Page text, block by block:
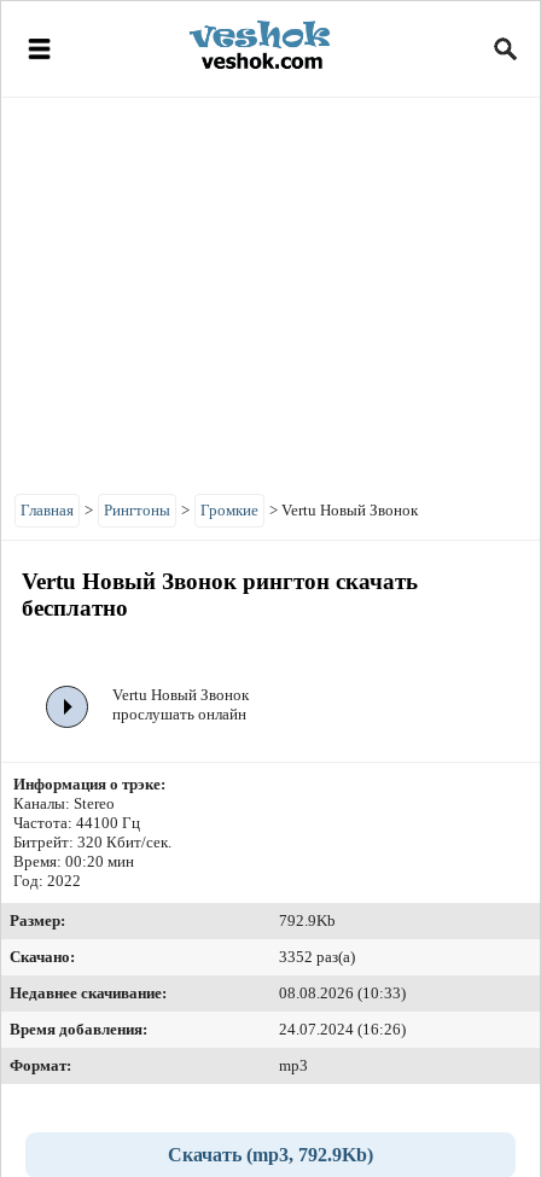
Главная > Рингтоны > Громкие > Vertu Новый Звонок
Vertu Новый Звонок рингтон скачать
бесплатно
Vertu Новый Звонок
прослушать онлайн
Информация о трэке:
Каналы: Stereo
Частота: 44100 Гц
Битрейт: 320 Кбит/сек.
Время: 00:20 мин
Год: 2022
Размер:
792.9Kb
Скачано:
3352 раз(а)
Недавнее скачивание:
08.08.2026 (10:33)
Время добавления:
24.07.2024 (16:26)
Формат:
mp3
Скачать (mp3, 792.9Kb)